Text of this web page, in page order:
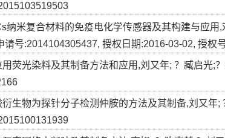
纳米复合材料的免疫电化学传感器及其构建与应用
请号:2014104305437, 授权日期:2016-03-02, 授权
荧光染料及其制备方法和应用,刘又年; ？臧启光;
生物为探针分子检测仲胺的方法及其制备,刘又年;